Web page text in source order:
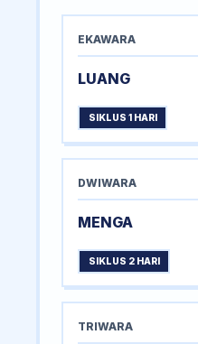
EKAWARA
LUANG
SIKLUS 1 HARI
DWIWARA
MENGA
SIKLUS 2 HARI
TRIWARA